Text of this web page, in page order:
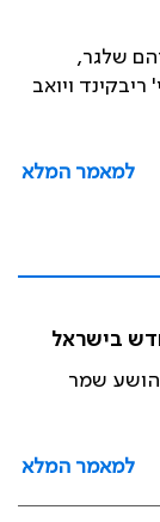
שלגר,
ויואב
למאמר המלא
בישראל
שמר
למאמר המלא